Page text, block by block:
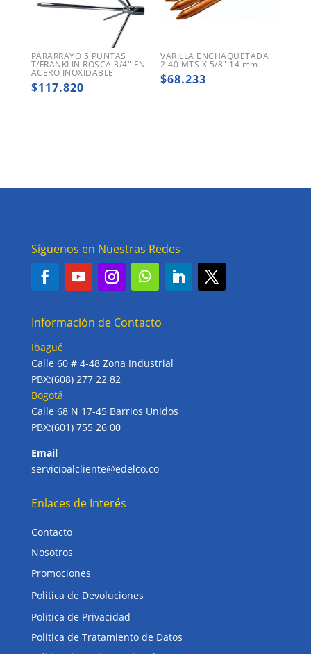
PARARRAYO 5 PUNTAS
T/FRANKLIN ROSCA 3/4″ EN
ACERO INOXIDABLE
$117.820
VARILLA ENCHAQUETADA
2.40 MTS X 5/8″ 14 mm
$68.233
Síguenos en Nuestras Redes
Información de Contacto
Ibagué
Calle 60 # 4-48 Zona Industrial
PBX:(608) 277 22 82
Bogotá
Calle 68 N 17-45 Barrios Unidos
PBX:(601) 755 26 00
Email
servicioalcliente@edelco.co
Enlaces de Interés
Contacto
Nosotros
Promociones
Politica de Devoluciones
Politica de Privacidad
Politica de Tratamiento de Datos